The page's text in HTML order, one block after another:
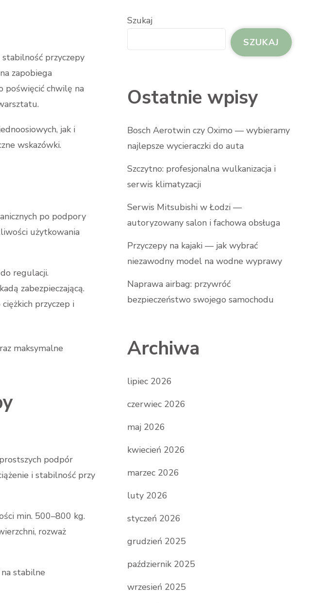
przyczepy
zapobiega
poświęcić chwilę na
jak i
wskazówki.
po podpory
użytkowania
regulacji.
zabezpieczającą.
przyczep i
maksymalne
podpór
i stabilność przy
min. 500–800 kg.
rozważ
stabilne
Szukaj
SZUKAJ
Ostatnie wpisy
Bosch Aerotwin czy Oximo — wybieramy
najlepsze wycieraczki do auta
Szczytno: profesjonalna wulkanizacja i
serwis klimatyzacji
Serwis Mitsubishi w Łodzi —
autoryzowany salon i fachowa obsługa
Przyczepy na kajaki — jak wybrać
niezawodny model na wodne wyprawy
Naprawa airbag: przywróć
bezpieczeństwo swojego samochodu
Archiwa
lipiec 2026
czerwiec 2026
maj 2026
kwiecień 2026
marzec 2026
luty 2026
styczeń 2026
grudzień 2025
październik 2025
wrzesień 2025